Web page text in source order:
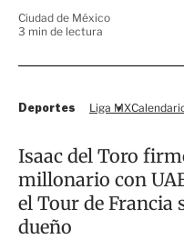
Ciudad de México
3 min de lectura
Deportes Liga MX
Isaac del Toro
millonario con
el Tour de Francia
dueño